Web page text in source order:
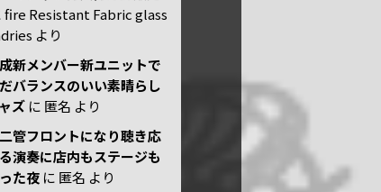
fire Resistant Fabric glass
より
新メンバー新ユニットで
バランスのいい素晴らし
ズ に 匿名 より
管フロントになり聴き応
演奏に店内もステージも
た夜 に 匿名 より